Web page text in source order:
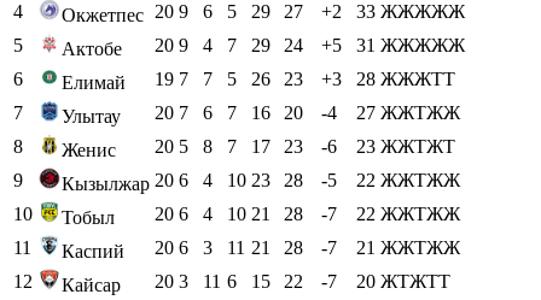
4
Окжетпес 20 9 6 5 29 27 +2 33 ЖЖЖЖЖ
5
Актобе 20 9 4 7 29 24 +5 31 ЖЖЖЖЖ
6
Елимай 19 7 7 5 26 23 +3 28 ЖЖЖТТ
7
Улытау 20 7 6 7 16 20 -4 27 ЖЖТЖЖ
8
Женис 20 5 8 7 17 23 -6 23 ЖЖТЖТ
9
Кызылжар 20 6 4 10 23 28 -5 22 ЖЖТЖЖ
10
Тобыл 20 6 4 10 21 28 -7 22 ЖЖТЖЖ
11
Каспий 20 6 3 11 21 28 -7 21 ЖЖТЖЖ
12
Кайсар 20 3 11 6 15 22 -7 20 ЖТЖТТ